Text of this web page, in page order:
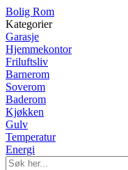
Bolig Rom
Kategorier
Garasje
Hjemmekontor
Friluftsliv
Barnerom
Soverom
Baderom
Kjøkken
Gulv
Temperatur
Energi